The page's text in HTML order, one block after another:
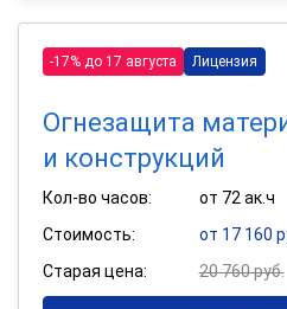
-17% до 17 августа Лицензия
Огнезащита
и конструкций
Кол-во часов:
от 72 ак.ч
Стоимость:
от 17 160
Старая цена:
20 760 руб.